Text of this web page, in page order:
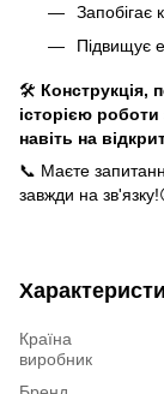
Запобігає
Підвищує
🛠️ Конструкція,
історією
навіть на
📞 Маєте
завжди на
Країна
виробник